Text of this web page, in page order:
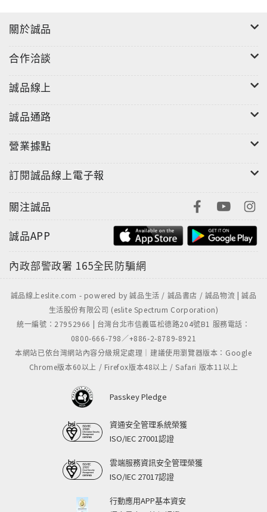
關於誠品
合作洽談
誠品線上
誠品通路
營業據點
訂閱誠品線上電子報
關注誠品
誠品APP
內政部警政署 165全民防騙網
誠品線上eslite.com - powered by 誠品生活 / 誠品書店 / 誠品物流 | 誠品
生活股份有限公司 (eslite Spectrum Corporation)
統一編號：27952966 | 台灣台北市信義區松德路204號B1 服務電話：
0800-666-798／+886-2-8789-8921
本網站已依台灣網站內容分級規定處理｜建議使用瀏覽器版本：Google
Chrome版本60以上 / Firefox版本48以上 / Safari 版本11以上
Passkey Pledge
資通安全管理系統榮獲
ISO/IEC 27001認證
雲端服務資訊安全管理榮獲
ISO/IEC 27017認證
行動應用APP基本資安